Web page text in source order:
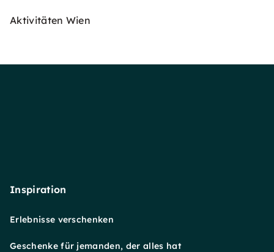
Aktivitäten Wien
Inspiration
Erlebnisse verschenken
Geschenke für jemanden, der alles hat